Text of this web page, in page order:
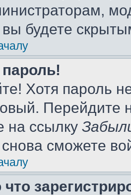
будете
Хотя пароль
Перейдите
на ссылку
сможете
что